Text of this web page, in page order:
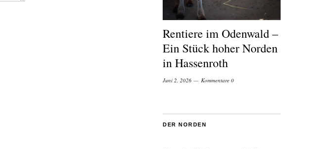
Rentiere im Odenwald –
Ein Stück hoher Norden
in Hassenroth
Juni 2, 2026 Kommentare 0
DER NORDEN